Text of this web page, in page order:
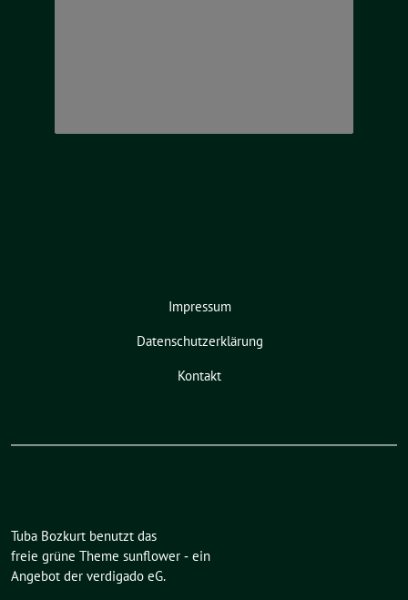
Impressum
Datenschutzerklärung
Kontakt
Tuba Bozkurt benutzt das
freie grüne Theme sunflower ‐ ein
Angebot der verdigado eG.